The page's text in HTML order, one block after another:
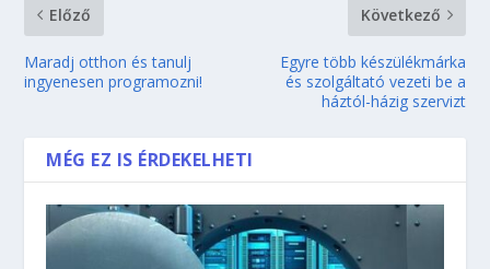
Előző
Maradj otthon és tanulj
ingyenesen programozni!
Következő
Egyre több készülékmárka
és szolgáltató vezeti be a
háztól-házig szervizt
MÉG EZ IS ÉRDEKELHETI